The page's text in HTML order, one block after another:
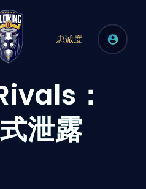
忠诚度
：
泄露